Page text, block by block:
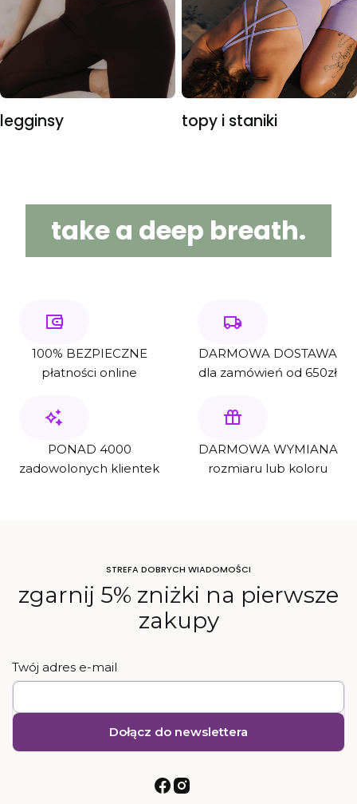
legginsy topy i staniki
take a deep breath.
100% BEZPIECZNE
płatności online
DARMOWA DOSTAWA
dla zamówień od 650zł
PONAD 4000
zadowolonych klientek
DARMOWA WYMIANA
rozmiaru lub koloru
STREFA DOBRYCH WIADOMOŚCI
zgarnij 5% zniżki na pierwsze
zakupy
Twój adres e-mail
Dołącz do newslettera